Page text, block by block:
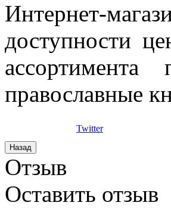
Интернет-
доступности
ассортимента
православные
Twitter
Отзыв
Оставить отзыв